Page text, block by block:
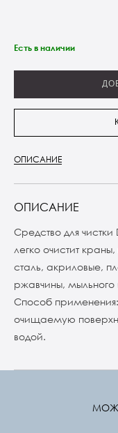
Есть в наличии
ОПИСАНИЕ
ОПИСАНИЕ
Средство для чистки
легко очистит
сталь, акриловые,
ржавчины, мыльного
Способ
очищаемую
водой.